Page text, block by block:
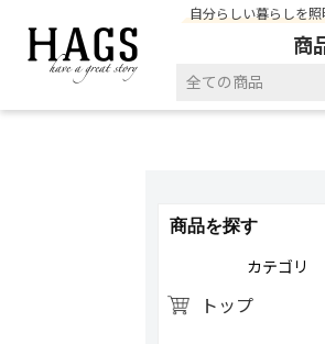
自分らしい暮らしを
商
全ての商品
商品を探す
カテゴリ
トップ